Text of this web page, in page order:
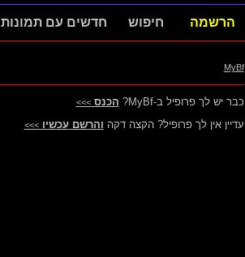
הרשמה חיפוש חדשים עם תמונות
MyBf
כבר יש לך פרופיל ב-MyBf? הכנס>>>
עדיין אין לך פרופיל? הקצה דקה והרשם עכשיו>>>